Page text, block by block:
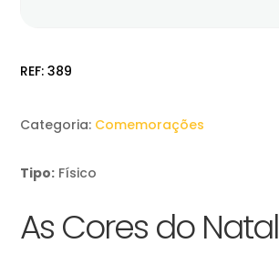
REF:389
Categoria: Comemorações
Tipo: Físico
As Cores do Natal